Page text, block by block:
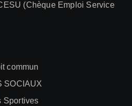
(Chèque Emploi Service
commun
SOCIAUX
Sportives